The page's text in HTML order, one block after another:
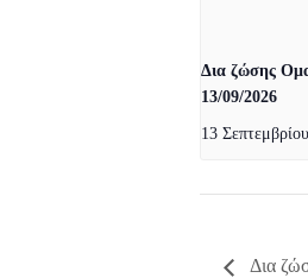
Δια ζώσης
13/09/2026
13
Δια